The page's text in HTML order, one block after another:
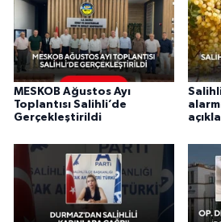
MESKOB Ağustos Ayı
Toplantısı Salihli’de
Gerçekleştirildi